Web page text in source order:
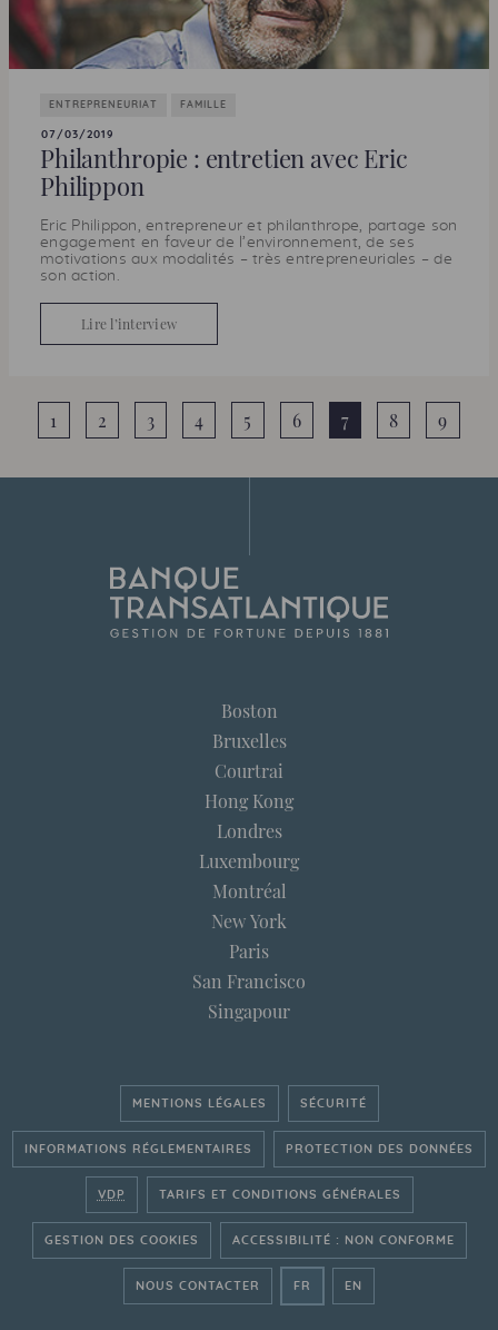
ENTREPRENEURIAT FAMILLE
07/03/2019
Philanthropie : entretien avec Eric
Philippon
Eric Philippon, entrepreneur et philanthrope, partage son
engagement en faveur de l’environnement, de ses
motivations aux modalités – très entrepreneuriales – de
son action.
Lire l’interview
1 2 3 4 5 6 7 8 9
Boston
Bruxelles
Courtrai
Hong Kong
Londres
Luxembourg
Montréal
New York
Paris
San Francisco
Singapour
MENTIONS LÉGALES SÉCURITÉ
INFORMATIONS RÉGLEMENTAIRES PROTECTION DES DONNÉES
VDP TARIFS ET CONDITIONS GÉNÉRALES
GESTION DES COOKIES ACCESSIBILITÉ : NON CONFORME
NOUS CONTACTER FR - ALLER SUR LE SITE
EN